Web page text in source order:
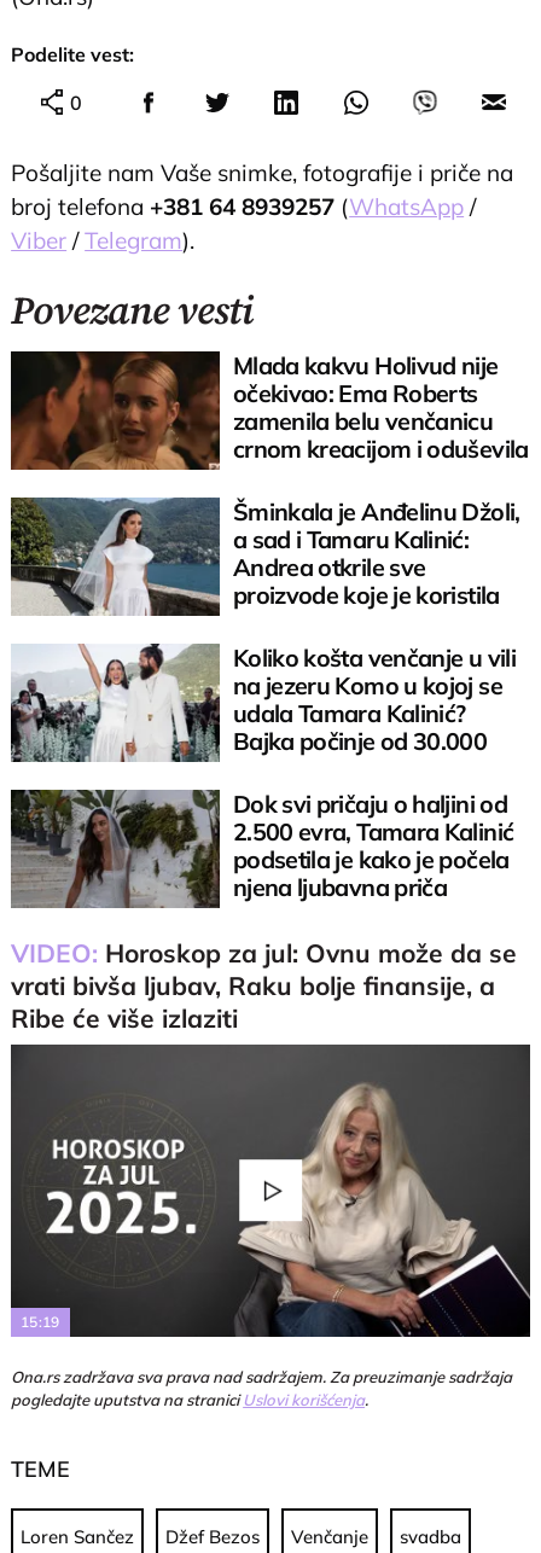
Podelite vest:
0
Pošaljite nam Vaše snimke, fotografije i priče na
broj telefona +381 64 8939257 (WhatsApp /
Viber /Telegram).
Povezane vesti
Mlada kakvu Holivud nije
očekivao: Ema Roberts
zamenila belu venčanicu
crnom kreacijom i oduševila
Šminkala je Anđelinu Džoli,
a sad i Tamaru Kalinić:
Andrea otkrile sve
proizvode koje je koristila
Koliko košta venčanje u vili
na jezeru Komo u kojoj se
udala Tamara Kalinić?
Bajka počinje od 30.000
Dok svi pričaju o haljini od
2.500 evra, Tamara Kalinić
podsetila je kako je počela
njena ljubavna priča
VIDEO: Horoskop za jul: Ovnu može da se
vrati bivša ljubav, Raku bolje finansije, a
Ribe će više izlaziti
Play
Video
15:19
Ona.rs zadržava sva prava nad sadržajem. Za preuzimanje sadržaja
pogledajte uputstva na straniciUslovi korišćenja.
TEME
Loren Sančez Džef Bezos Venčanje svadba